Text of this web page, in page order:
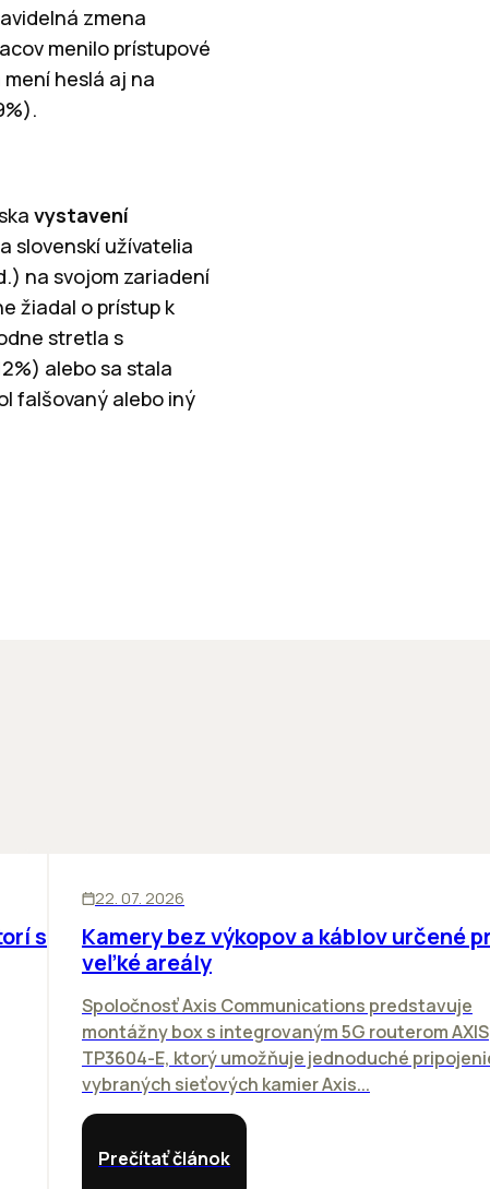
zmena
menilo prístupové
heslá aj na
vystavení
slovenskí užívatelia
na svojom zariadení
žiadal o prístup k
stretla s
alebo sa stala
falšovaný alebo iný
sa
22. 07. 2026
Kamery bez výkopov a káblov určené
veľké areály
Spoločnosť Axis Communications predstavuje
montážny box s integrovaným 5G routerom AXIS
TP3604-E, ktorý umožňuje jednoduché
vybraných sieťových kamier Axis...
Prečítať článok